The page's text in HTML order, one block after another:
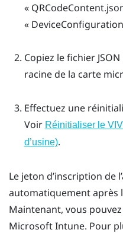
«
«
Copiez le fichier
racine de la carte
Effectuez une
Voir Réinitialiser le
d’usine).
Le jeton d’inscription de
automatiquement après
Maintenant, vous
Microsoft Intune. Pour